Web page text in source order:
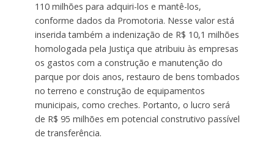
110 milhões para adquiri-los e mantê-los,
conforme dados da Promotoria. Nesse valor está
inserida também a indenização de R$ 10,1 milhões
homologada pela Justiça que atribuiu às empresas
os gastos com a construção e manutenção do
parque por dois anos, restauro de bens tombados
no terreno e construção de equipamentos
municipais, como creches. Portanto, o lucro será
de R$ 95 milhões em potencial construtivo passível
de transferência.